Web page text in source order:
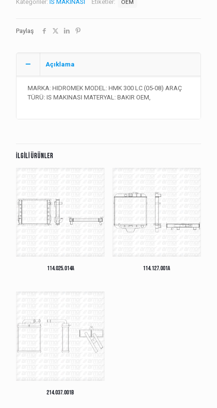
Kategoriler: IS MAKINASI Etiketler: OEM
Paylaş
Açıklama
MARKA: HIDROMEK MODEL: HMK 300 LC (05-08) ARAÇ
TÜRÜ: IS MAKINASI MATERYAL: BAKIR OEM,
İlgili ürünler
114.025.014A 114.127.001A
214.037.001B